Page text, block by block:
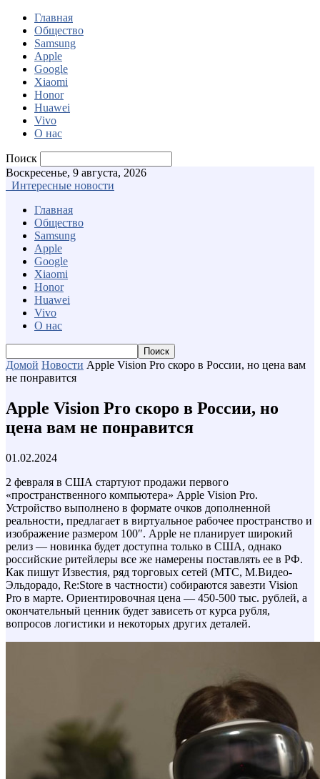
Главная
Общество
Samsung
Apple
Google
Xiaomi
Honor
Huawei
Vivo
О нас
Поиск
Воскресенье, 9 августа, 2026
Интересные новости
Главная
Общество
Samsung
Apple
Google
Xiaomi
Honor
Huawei
Vivo
О нас
Домой Новости Apple Vision Pro скоро в России, но цена вам
не понравится
Apple Vision Pro скоро в России, но
цена вам не понравится
01.02.2024
2 февраля в США стартуют продажи первого
«пространственного компьютера» Apple Vision Pro.
Устройство выполнено в формате очков дополненной
реальности, предлагает в виртуальное рабочее пространство и
изображение размером 100″. Apple не планирует широкий
релиз — новинка будет доступна только в США, однако
российские ритейлеры все же намерены поставлять ее в РФ.
Как пишут Известия, ряд торговых сетей (МТС, М.Видео-
Эльдорадо, Re:Store в частности) собираются завезти Vision
Pro в марте. Ориентировочная цена — 450-500 тыс. рублей, а
окончательный ценник будет зависеть от курса рубля,
вопросов логистики и некоторых других деталей.